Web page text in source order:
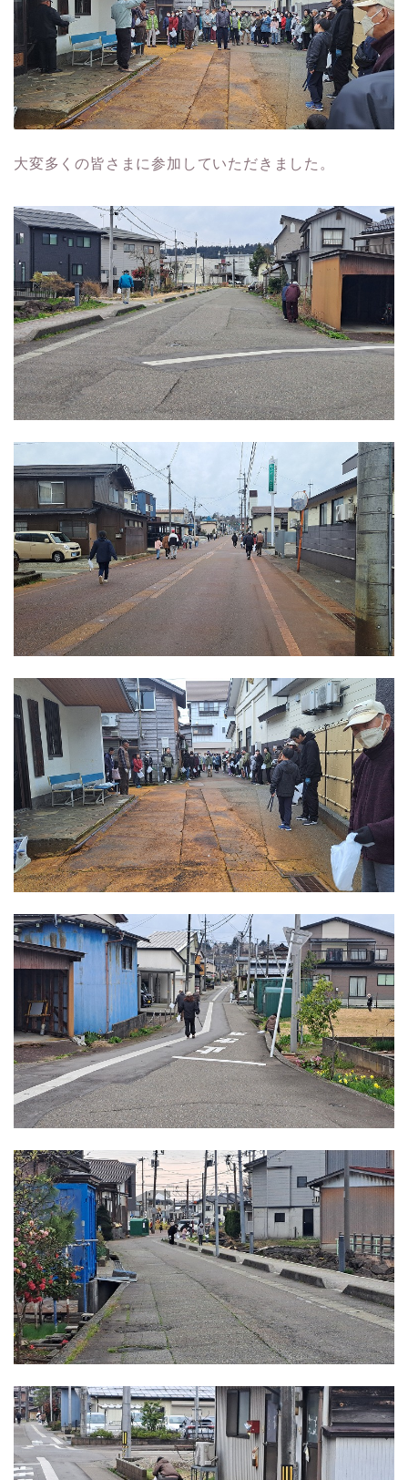
大変多くの皆さまに参加していただきました。